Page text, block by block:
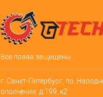
Все права защищены.
г. Санкт-Петербург, пр.
ополчения, д.199, к2